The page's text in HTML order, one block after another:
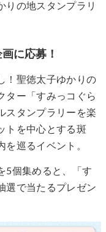
りの地スタンプラリ
に応募！
！聖徳太子ゆかりの
ター「すみっコぐら
スタンプラリーを楽
トを中心とする斑
巡るイベント。
5個集めると、「す
選で当たるプレゼン